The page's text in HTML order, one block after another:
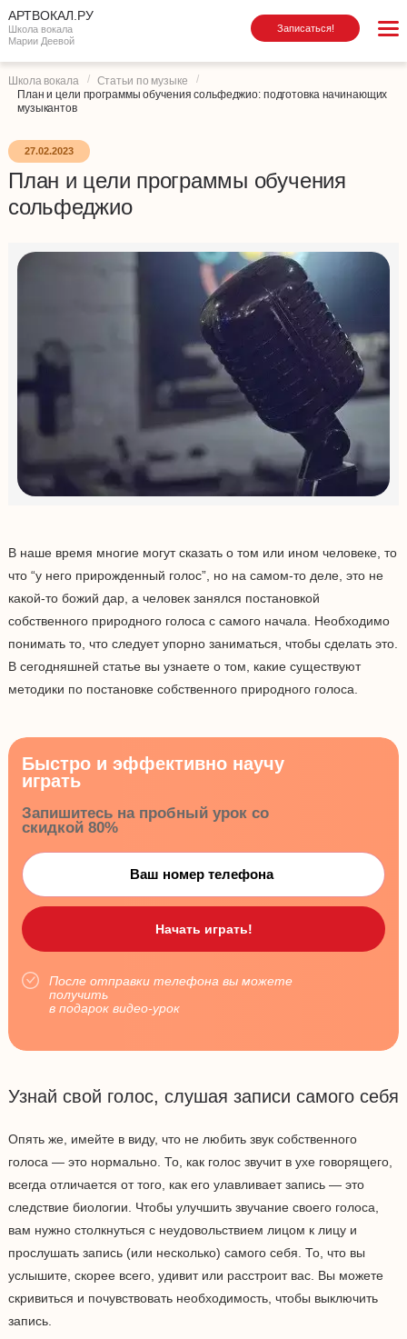
АРТВОКАЛ.РУ
Школа вокала
Марии Деевой
Записаться!
Школа вокала
Статьи по музыке
План и цели программы обучения сольфеджио: подготовка начинающих
музыкантов
План и цели программы обучения
сольфеджио
27.02.2023
В наше время многие могут сказать о том или ином человеке, то
что “у него прирожденный голос”, но на самом-то деле, это не
какой-то божий дар, а человек занялся постановкой
собственного природного голоса с самого начала. Необходимо
понимать то, что следует упорно заниматься, чтобы сделать это.
В сегодняшней статье вы узнаете о том, какие существуют
методики по постановке собственного природного голоса.
Быстро и эффективно научу
играть
Запишитесь на пробный урок со
скидкой 80%
После отправки телефона вы можете
получить
в подарок видео-урок
Узнай свой голос, слушая записи самого себя
Опять же, имейте в виду, что не любить звук собственного
голоса — это нормально. То, как голос звучит в ухе говорящего,
всегда отличается от того, как его улавливает запись — это
следствие биологии. Чтобы улучшить звучание своего голоса,
вам нужно столкнуться с неудовольствием лицом к лицу и
прослушать запись (или несколько) самого себя. То, что вы
услышите, скорее всего, удивит или расстроит вас. Вы можете
скривиться и почувствовать необходимость, чтобы выключить
запись.